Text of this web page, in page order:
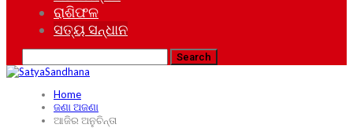
ରାଶିଫଳ
ସତ୍ୟ ସନ୍ଧାନ
Home
ଜଣା ଅଜଣା
ଆଜିର ଅନୁଚିନ୍ତା